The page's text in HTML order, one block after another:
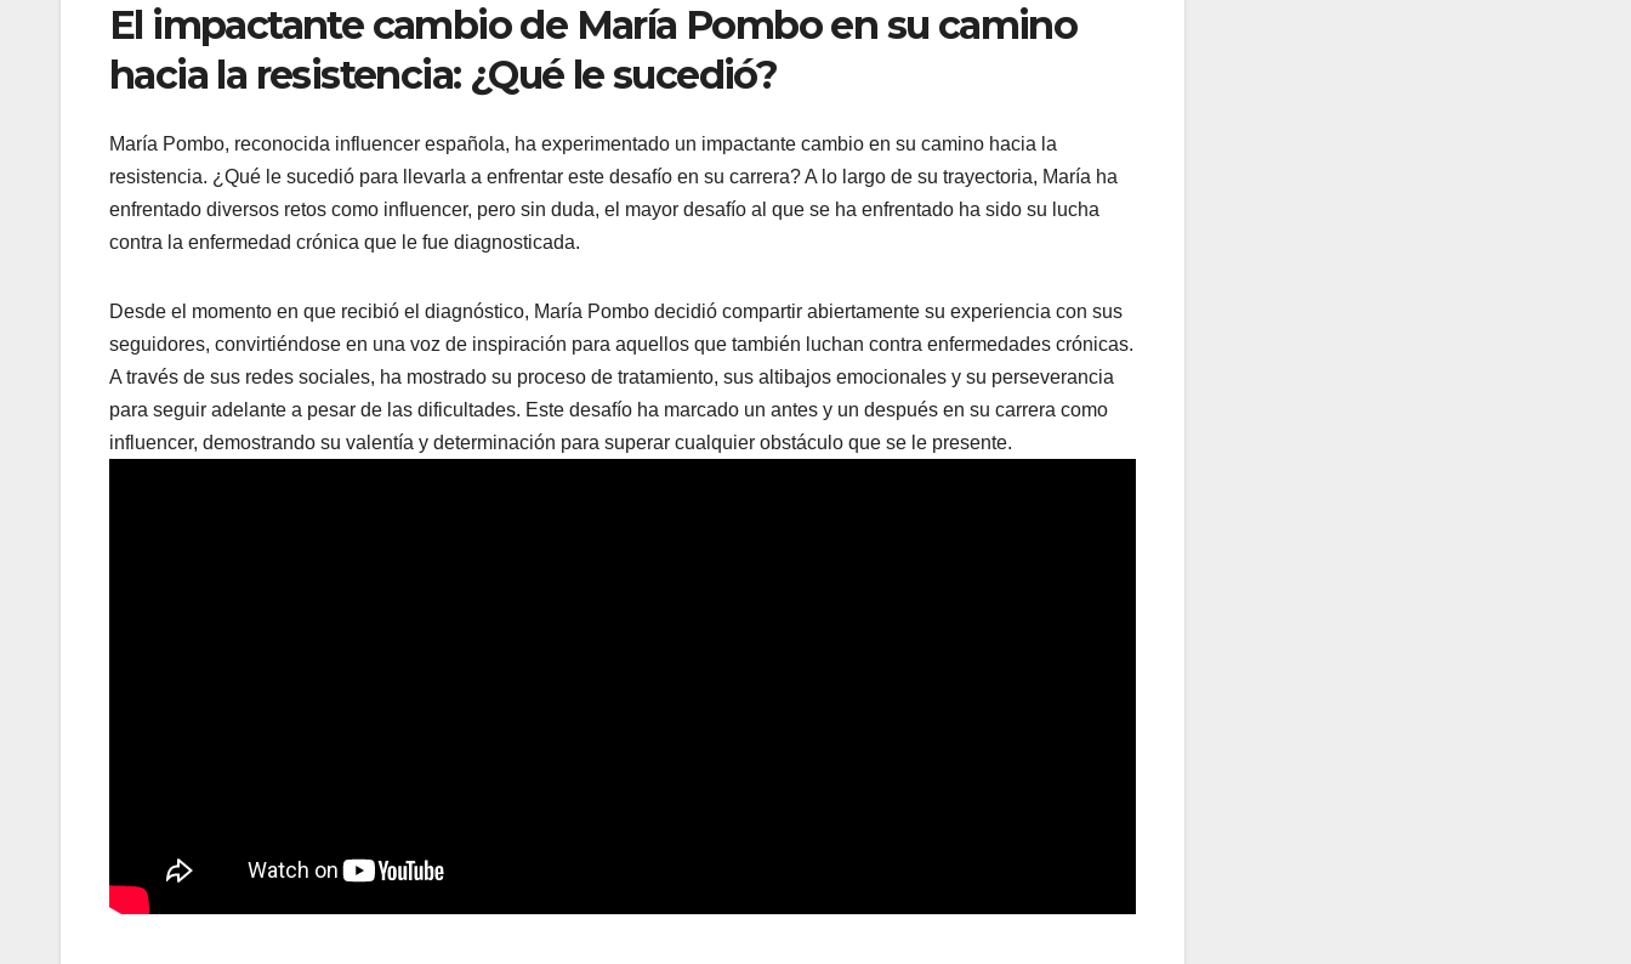
El impactante cambio de María Pombo en su camino
hacia la resistencia: ¿Qué le sucedió?
María Pombo, reconocida influencer española, ha experimentado un impactante cambio en su camino hacia la
resistencia. ¿Qué le sucedió para llevarla a enfrentar este desafío en su carrera? A lo largo de su trayectoria, María ha
enfrentado diversos retos como influencer, pero sin duda, el mayor desafío al que se ha enfrentado ha sido su lucha
contra la enfermedad crónica que le fue diagnosticada.
Desde el momento en que recibió el diagnóstico, María Pombo decidió compartir abiertamente su experiencia con sus
seguidores, convirtiéndose en una voz de inspiración para aquellos que también luchan contra enfermedades crónicas.
A través de sus redes sociales, ha mostrado su proceso de tratamiento, sus altibajos emocionales y su perseverancia
para seguir adelante a pesar de las dificultades. Este desafío ha marcado un antes y un después en su carrera como
influencer, demostrando su valentía y determinación para superar cualquier obstáculo que se le presente.